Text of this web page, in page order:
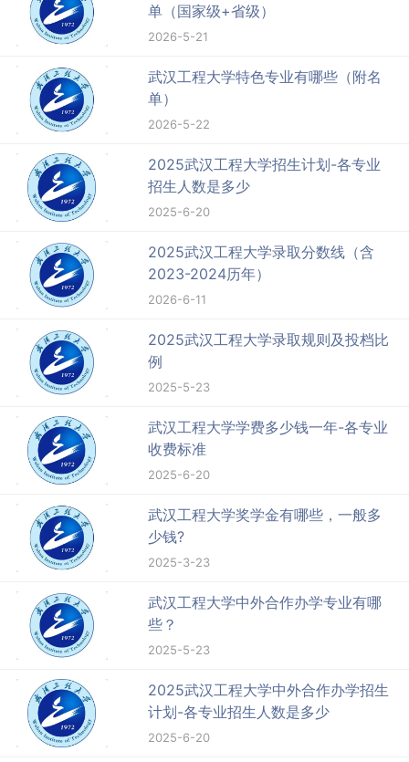
单（国家级+省级）
2026-5-21
武汉工程大学特色专业有哪些（附名
单）
2026-5-22
2025武汉工程大学招生计划-各专业
招生人数是多少
2025-6-20
2025武汉工程大学录取分数线（含
2023-2024历年）
2026-6-11
2025武汉工程大学录取规则及投档比
例
2025-5-23
武汉工程大学学费多少钱一年-各专业
收费标准
2025-6-20
武汉工程大学奖学金有哪些，一般多
少钱?
2025-3-23
武汉工程大学中外合作办学专业有哪
些？
2025-5-23
2025武汉工程大学中外合作办学招生
计划-各专业招生人数是多少
2025-6-20